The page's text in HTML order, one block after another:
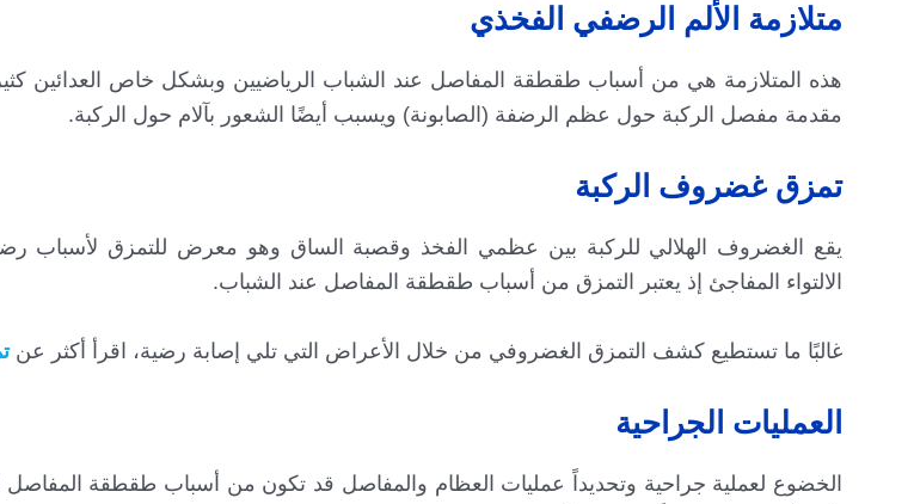
متلازمة الألم الرضفي الفخذي
هذه المتلازمة هي من أسباب طقطقة المفاصل عند الشباب الرياضيين وبشكل خاص العدائين
مقدمة مفصل الركبة حول عظم الرضفة (الصابونة) ويسبب أيضًا الشعور بآلام حول الركبة.
تمزق غضروف الركبة
يقع الغضروف الهلالي للركبة بين عظمي الفخذ وقصبة الساق وهو معرض للتمزق لأسباب
الالتواء المفاجئ إذ يعتبر التمزق من أسباب طقطقة المفاصل عند الشباب.
غالبًا ما تستطيع كشف التمزق الغضروفي من خلال الأعراض التي تلي إصابة رضية، اقرأ أكثر عن
العمليات الجراحية
الخضوع لعملية جراحية وتحديداً عمليات العظام والمفاصل قد تكون من أسباب طقطقة المفاصل